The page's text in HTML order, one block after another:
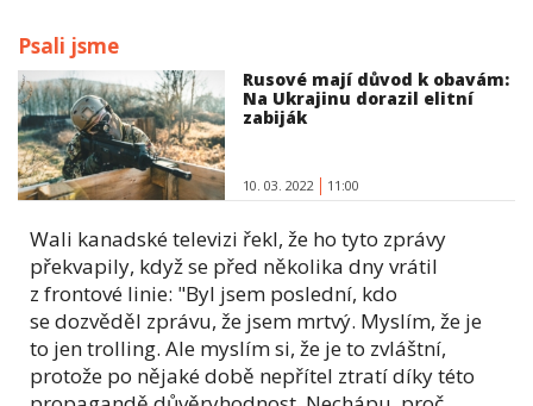
Psali jsme
Rusové mají důvod k obavám:
Na Ukrajinu dorazil elitní
zabiják
10. 03. 2022 11:00
Wali kanadské televizi řekl, že ho tyto zprávy
překvapily, když se před několika dny vrátil
z frontové linie: "Byl jsem poslední, kdo
se dozvěděl zprávu, že jsem mrtvý. Myslím, že je
to jen trolling. Ale myslím si, že je to zvláštní,
protože po nějaké době nepřítel ztratí díky této